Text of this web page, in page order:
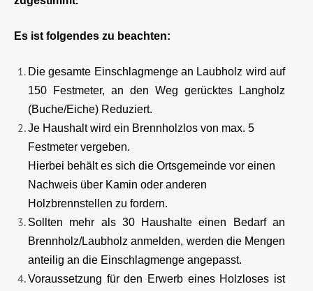
Es ist folgendes zu beachten:
Die gesamte Einschlagmenge an Laubholz wird auf
150 Festmeter, an den Weg gerücktes Langholz
(Buche/Eiche) Reduziert.
Je Haushalt wird ein Brennholzlos von max. 5
Festmeter vergeben.
Hierbei behält es sich die Ortsgemeinde vor einen
Nachweis über Kamin oder anderen
Holzbrennstellen zu fordern.
Sollten mehr als 30 Haushalte einen Bedarf an
Brennholz/Laubholz anmelden, werden die Mengen
anteilig an die Einschlagmenge angepasst.
Voraussetzung für den Erwerb eines Holzloses ist